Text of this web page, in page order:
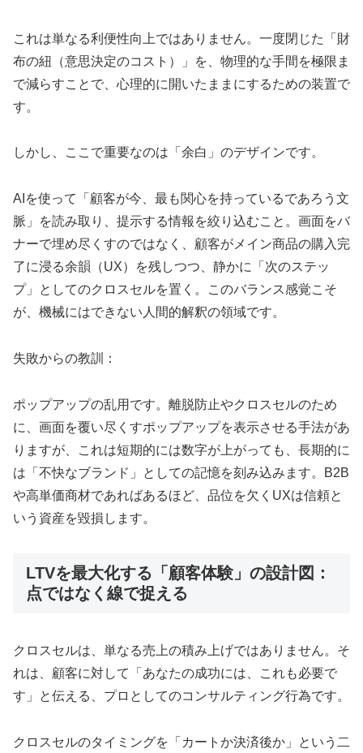
これは単なる利便性向上ではありません。一度閉じた「財
布の紐（意思決定のコスト）」を、物理的な手間を極限ま
で減らすことで、心理的に開いたままにするための装置で
す。
しかし、ここで重要なのは「余白」のデザインです。
AIを使って「顧客が今、最も関心を持っているであろう文
脈」を読み取り、提示する情報を絞り込むこと。画面をバ
ナーで埋め尽くすのではなく、顧客がメイン商品の購入完
了に浸る余韻（UX）を残しつつ、静かに「次のステッ
プ」としてのクロスセルを置く。このバランス感覚こそ
が、機械にはできない人間的解釈の領域です。
失敗からの教訓：
ポップアップの乱用です。離脱防止やクロスセルのため
に、画面を覆い尽くすポップアップを表示させる手法があ
りますが、これは短期的には数字が上がっても、長期的に
は「不快なブランド」としての記憶を刻み込みます。B2B
や高単価商材であればあるほど、品位を欠くUXは信頼と
いう資産を毀損します。
LTVを最大化する「顧客体験」の設計図：
点ではなく線で捉える
クロスセルは、単なる売上の積み上げではありません。そ
れは、顧客に対して「あなたの成功には、これも必要で
す」と伝える、プロとしてのコンサルティング行為です。
クロスセルのタイミングを「カートか決済後か」という二